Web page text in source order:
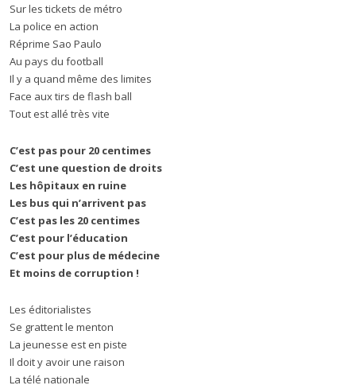
Sur les tickets de métro
La police en action
Réprime Sao Paulo
Au pays du football
Il y a quand même des limites
Face aux tirs de flash ball
Tout est allé très vite
C’est pas pour 20 centimes
C’est une question de droits
Les hôpitaux en ruine
Les bus qui n’arrivent pas
C’est pas les 20 centimes
C’est pour l’éducation
C’est pour plus de médecine
Et moins de corruption !
Les éditorialistes
Se grattent le menton
La jeunesse est en piste
Il doit y avoir une raison
La télé nationale